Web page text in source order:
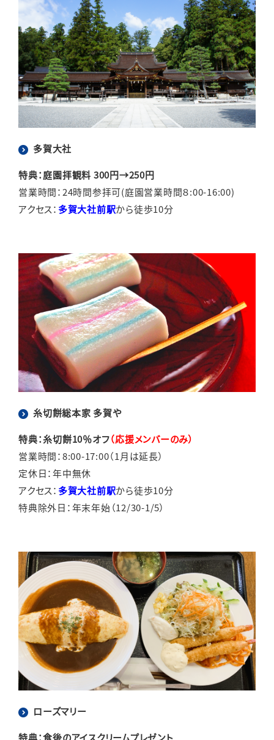
多賀大社
特典：庭園拝観料 300円→250円
営業時間：24時間参拝可(庭園営業時間８:00-16:00)
アクセス： 多賀大社前駅から徒歩10分
糸切餅総本家 多賀や
特典：糸切餅10％オフ（応援メンバーのみ）
営業時間：8:00-17:00（1月は延長）
定休日：年中無休
アクセス： 多賀大社前駅から徒歩10分
特典除外日：年末年始（12/30-1/5）
ローズマリー
特典：食後のアイスクリームプレゼント